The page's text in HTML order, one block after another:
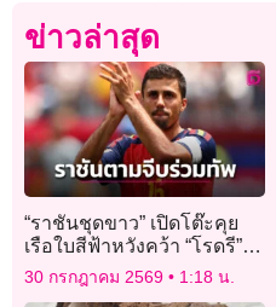
ข่าวล่าสุด
“ราชันชุดขาว” เปิดโต๊ะคุย
เรือใบสีฟ้าหวังคว้า “โรดรี”
ร่วมทัพ
30 กรกฎาคม 2569 1:18 น.